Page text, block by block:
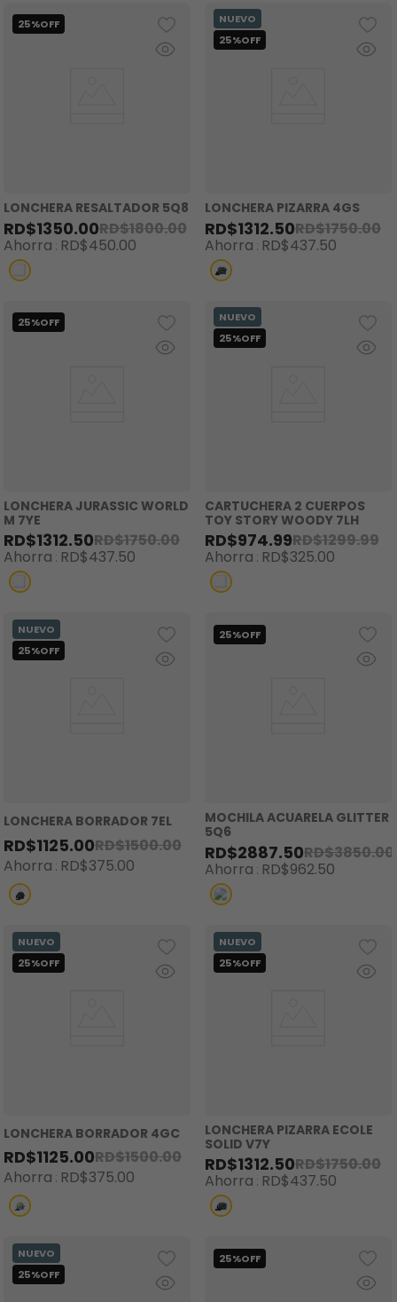
LONCHERA RESALTADOR 5Q8
RD$1350.00RD$1800.00
Ahorra RD$450.00
LONCHERA PIZARRA 4GS
RD$1312.50RD$1750.00
Ahorra RD$437.50
LONCHERA JURASSIC WORLD
M 7YE
RD$1312.50RD$1750.00
Ahorra RD$437.50
CARTUCHERA 2 CUERPOS
TOY STORY WOODY 7LH
RD$974.99RD$1299.99
Ahorra RD$325.00
LONCHERA BORRADOR 7EL
RD$1125.00RD$1500.00
Ahorra RD$375.00
MOCHILA ACUARELA GLITTER
5Q6
RD$2887.50RD$3850.00
Ahorra RD$962.50
LONCHERA BORRADOR 4GC
RD$1125.00RD$1500.00
Ahorra RD$375.00
LONCHERA PIZARRA ECOLE
SOLID V7Y
RD$1312.50RD$1750.00
Ahorra RD$437.50